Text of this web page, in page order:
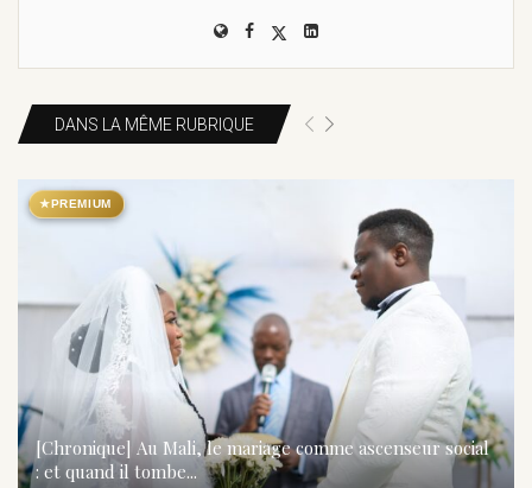
DANS LA MÊME RUBRIQUE
★PREMIUM
[Chronique] Au Mali, le mariage comme ascenseur social
: et quand il tombe...